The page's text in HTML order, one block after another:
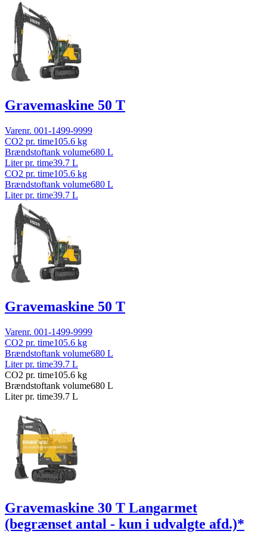
Gravemaskine 50 T
Varenr. 001-1499-9999
CO2 pr. time105.6 kg
Brændstoftank volume680 L
Liter pr. time39.7 L
CO2 pr. time105.6 kg
Brændstoftank volume680 L
Liter pr. time39.7 L
Gravemaskine 50 T
Varenr. 001-1499-9999
CO2 pr. time105.6 kg
Brændstoftank volume680 L
Liter pr. time39.7 L
CO2 pr. time105.6 kg
Brændstoftank volume680 L
Liter pr. time39.7 L
Gravemaskine 30 T Langarmet
(begrænset antal - kun i udvalgte afd.)*